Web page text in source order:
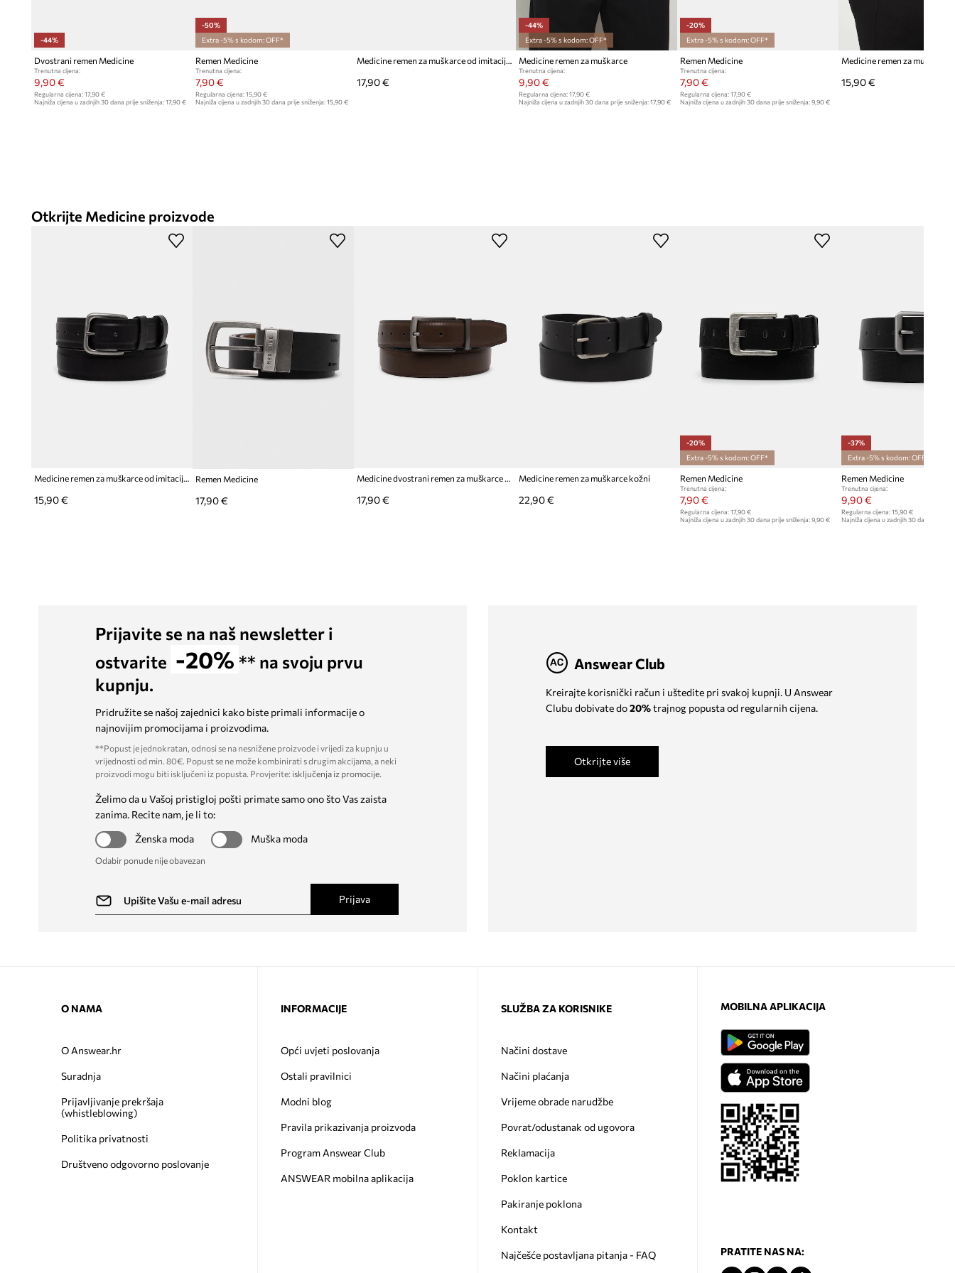
-44%
Dvostrani remen Medicine
Trenutna cijena:
9,90 €
Regularna cijena: 17,90 €
Najniža cijena u zadnjih 30 dana prije sniženja: 17,90 €
-50%
Extra -5% s kodom: OFF*
Remen Medicine
Trenutna cijena:
7,90 €
Regularna cijena:15,90 €
Najniža cijena u zadnjih 30 dana prije sniženja:15,90 €
Medicine remen za muškarce od imitacije kože
17,90 €
-44%
Extra -5% s kodom: OFF*
Medicine remen za muškarce
Trenutna cijena:
9,90 €
Regularna cijena: 17,90 €
Najniža cijena u zadnjih 30 dana prije sniženja: 17,90 €
-20%
Extra -5% s kodom: OFF*
Remen Medicine
Trenutna cijena:
7,90 €
Regularna cijena:17,90 €
Najniža cijena u zadnjih 30 dana prije sniženja:9,90 €
15,90 €
Otkrijte Medicine proizvode
Medicine remen za muškarce od imitacije kože
15,90 €
Remen Medicine
17,90 € 17,90 €
Medicine remen za muškarce kožni
22,90 €
-20%
Extra -5% s kodom: OFF*
Remen Medicine
Trenutna cijena:
7,90 €
Regularna cijena:17,90 €
Najniža cijena u zadnjih 30 dana prije sniženja:9,90 €
-37%
Extra -5% s kodom: OFF*
Remen Medicine
Trenutna cijena:
9,90 €
Regularna cijena: 15,90 €
Najniža cijena u zadnjih 30 dana prije
Prijavite se na naš newsletter i
ostvarite -20% ** na svoju prvu
kupnju.
Pridružite se našoj zajednici kako biste primali informacije o
najnovijim promocijama i proizvodima.
**Popust je jednokratan, odnosi se na nesnižene proizvode i vrijedi za kupnju u
vrijednosti od min. 80€. Popust se ne može kombinirati s drugim akcijama, a neki
proizvodi mogu biti isključeni iz popusta. Provjerite: isključenja iz promocije
Želimo da u Vašoj pristigloj pošti primate samo ono što Vas zaista
zanima. Recite nam, je li to:
Ženska moda
Muška moda
Odabir ponude nije obavezan
Prijava
Answear Club
Kreirajte korisnički račun i uštedite pri svakoj kupnji. U Answear
Clubu dobivate do20%trajnog popusta od regularnih cijena.
Otkrijte više
O NAMA
O Answear.hr
Suradnja
Prijavljivanje prekršaja
(whistleblowing)
Politika privatnosti
Društveno odgovorno poslovanje
INFORMACIJE
Opći uvjeti poslovanja
Ostali pravilnici
Modni blog
Pravila prikazivanja proizvoda
Program Answear Club
ANSWEAR mobilna aplikacija
SLUŽBA ZA KORISNIKE
Načini dostave
Načini plaćanja
Vrijeme obrade narudžbe
Povrat/odustanak od ugovora
Reklamacija
Poklon kartice
Pakiranje poklona
Kontakt
Najčešće postavljana pitanja - FAQ
MOBILNA APLIKACIJA
PRATITE NAS NA: